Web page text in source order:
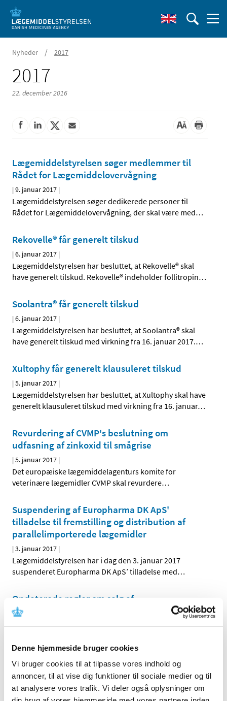
Denne hjemmeside bruger cookies
Vi bruger cookies til at tilpasse vores indhold og
annoncer, til at vise dig funktioner til sociale medier og til
at analysere vores trafik. Vi deler også oplysninger om
Nyheder / 2017
2017
22. december 2016
Lægemiddelstyrelsen søger medlemmer til
Rådet for Lægemiddelovervågning
|9. januar 2017 |
Lægemiddelstyrelsen søger dedikerede personer til
Rådet for Lægemiddelovervågning, der skal være med…
Rekovelle® får generelt tilskud
|6. januar 2017 |
Lægemiddelstyrelsen har besluttet, at Rekovelle® skal
have generelt tilskud. Rekovelle® indeholder follitropin…
Soolantra® får generelt tilskud
|6. januar 2017 |
Lægemiddelstyrelsen har besluttet, at Soolantra® skal
have generelt tilskud med virkning fra 16. januar 2017.…
Xultophy får generelt klausuleret tilskud
|5. januar 2017 |
Lægemiddelstyrelsen har besluttet, at Xultophy skal have
generelt klausuleret tilskud med virkning fra 16. januar…
Revurdering af CVMP's beslutning om
udfasning af zinkoxid til smågrise
|5. januar 2017 |
Det europæiske lægemiddelagenturs komite for
veterinære lægemidler CVMP skal revurdere…
Suspendering af Europharma DK ApS'
tilladelse til fremstilling og distribution af
parallelimporterede lægemidler
|3. januar 2017 |
Lægemiddelstyrelsen har i dag den 3. januar 2017
suspenderet Europharma DK ApS’ tilladelse med…
Opdaterede regler om salg af
håndkøbslægemidler uden for apotek
|2. januar 2017|
om forhandling af håndkøbslægemidler uden for
Forrige 1 … 7 8 9